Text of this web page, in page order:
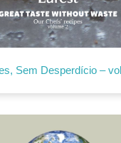
Sem Desperdício –